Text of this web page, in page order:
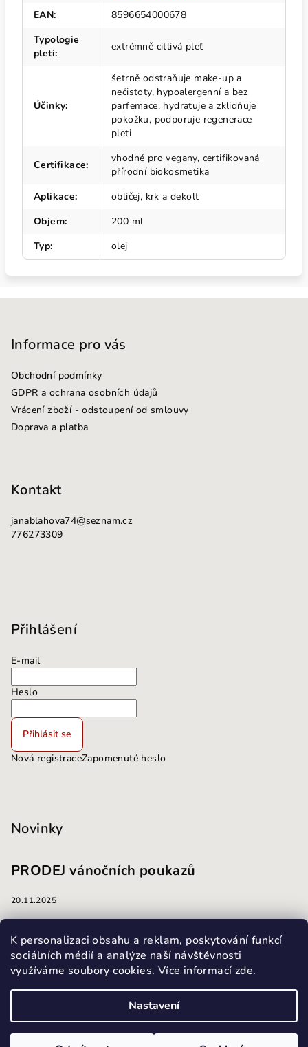
K personalizaci obsahu a reklam, poskytování funkcí
sociálních médií a analýze naší návštěvnosti
využíváme soubory cookies. Více informací zde.
Nastavení
EAN:
8596654000678
Typologie
pleti:
extrémně citlivá pleť
Účinky:
šetrně odstraňuje make-up a
nečistoty, hypoalergenní a bez
parfemace, hydratuje a zklidňuje
pokožku, podporuje regenerace
pleti
Certifikace:
vhodné pro vegany, certifikovaná
přírodní biokosmetika
Aplikace:
obličej, krk a dekolt
Objem:
200 ml
Typ: olej
Informace pro vás
Obchodní podmínky
GDPR a ochrana osobních údajů
Vrácení zboží - odstoupení od smlouvy
Doprava a platba
Kontakt
janablahova74@seznam.cz
776273309
Přihlášení
E-mail
Heslo
Přihlásit se
Nová registraceZapomenuté heslo
Novinky
PRODEJ vánočních poukazů
20.11.2025
masáže
13.10.2025
Všechna práva vyhrazena.